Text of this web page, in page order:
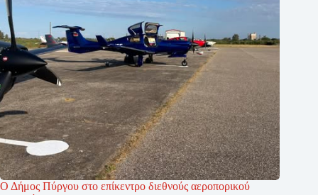
Ο Δήμος Πύργου στο επίκεντρο διεθνούς αεροπορικού